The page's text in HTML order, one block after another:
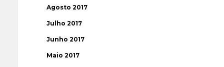
Agosto 2017
Julho 2017
Junho 2017
Maio 2017